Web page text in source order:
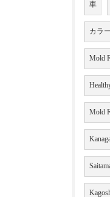
車
カラ
Mold
Mold